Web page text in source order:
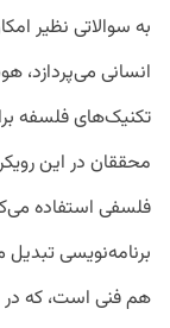
به سوالاتی نظیر
انسانی می‌پردازد،
تکنیک‌های فلسفه
محققان در این
فلسفی استفاده
برنامه‌نویسی